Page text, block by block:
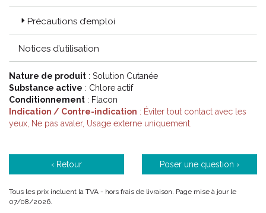
Précautions d’emploi
Notices d’utilisation
Nature de produit : Solution Cutanée
Substance active : Chlore actif
Conditionnement : Flacon
Indication / Contre-indication : Éviter tout contact avec les
yeux, Ne pas avaler, Usage externe uniquement.
‹ Retour Poser une question ›
Tous les prix incluent la TVA - hors frais de livraison. Page mise à jour le
07/08/2026.